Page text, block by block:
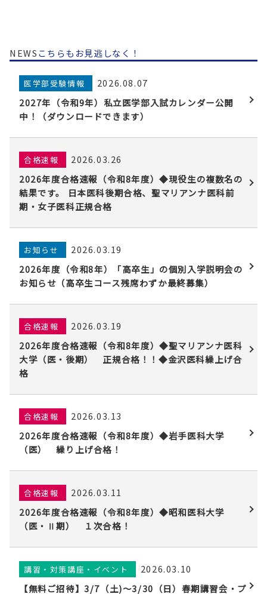
NEWSこちらもお見逃しなく！
医学部受験情報
2026.08.07
2027年（令和9年）私立医学部入試カレンダー公開
中！（ダウンロードできます）
合格速報
2026.03.26
2026年度合格速報（令和8年度）◆現役生の複数名の
結果です。 日本医科後期合格、聖マリアンナ医科前
期・女子医科正規合格
お知らせ
2026.03.19
2026年度（令和8年）「高卒生」の個別入学説明会の
お知らせ（高卒生コース残席わずか最終募集）
合格速報
2026.03.19
2026年度合格速報（令和8年度）◆聖マリアンナ医科
大学（医・後期） 正規合格！！◆金沢医科繰上げ合
格
合格速報
2026.03.13
2026年度合格速報（令和8年度）◆岩手医科大学
（医） 繰り上げ合格！
合格速報
2026.03.11
2026年度合格速報（令和8年度）◆昭和医科大学
（医・Ⅱ期） １次合格！
講習・対策講座・イベント
2026.03.10
【無料ご招待】3/7（土)〜3/30（日）春期講習会・プ